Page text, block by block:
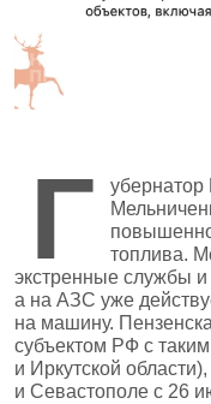
Г
убернатор
топлива.
экстренные службы
а на АЗС уже
на машину.
субъектом РФ с
и Иркутской
и Севастополе с 26